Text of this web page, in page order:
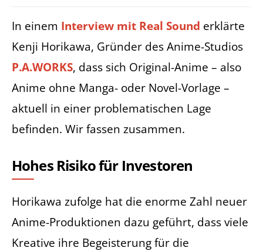
In einem Interview mit Real Sound erklärte
Kenji Horikawa, Gründer des Anime-Studios
P.A.WORKS, dass sich Original-Anime – also
Anime ohne Manga- oder Novel-Vorlage –
aktuell in einer problematischen Lage
befinden. Wir fassen zusammen.
Hohes Risiko für Investoren
Horikawa zufolge hat die enorme Zahl neuer
Anime-Produktionen dazu geführt, dass viele
Kreative ihre Begeisterung für die